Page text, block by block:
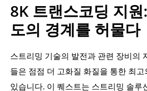
8K 트랜스코딩 지
도의 경계를 허물다
스트리밍 기술의 발전과 관련 장비의
들은 점점 더 고화질 화질을 통한 최
있습니다. 이 퀘스트는 스트리밍 솔루